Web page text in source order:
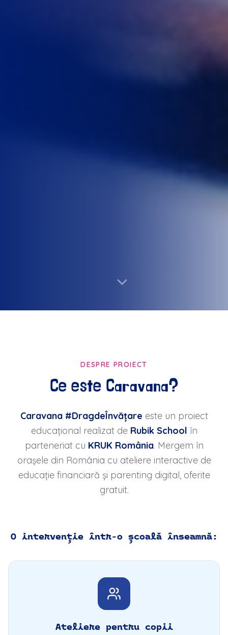
DESPRE PROIECT
Ce este Caravana?
Caravana #DragdeÎnvățare este un proiect
educațional realizat de Rubik School în
parteneriat cu KRUK România. Mergem în
orașele din România cu ateliere interactive de
educație financiară și parenting digital, oferite
gratuit.
O intervenție într-o școală înseamnă:
Ateliere pentru copii